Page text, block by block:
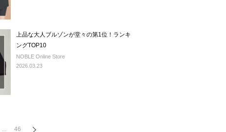
上品な大人ブルゾンが堂々の第1位！ランキ
ングTOP10
NOBLE Online Store
2026.03.23
... 46